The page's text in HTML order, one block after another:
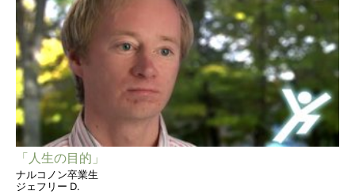
「人生の目的」
ナルコノン卒業生
ジェフリー D.